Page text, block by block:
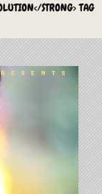
STRONG> TAG